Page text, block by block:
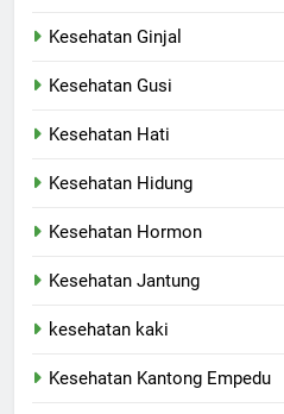
Kesehatan Ginjal
Kesehatan Gusi
Kesehatan Hati
Kesehatan Hidung
Kesehatan Hormon
Kesehatan Jantung
kesehatan kaki
Kesehatan Kantong Empedu